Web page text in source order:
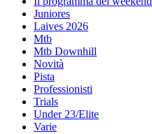
Juniores
Laives 2026
Mtb
Mtb Downhill
Novità
Pista
Professionisti
Trials
Under 23/Elite
Varie